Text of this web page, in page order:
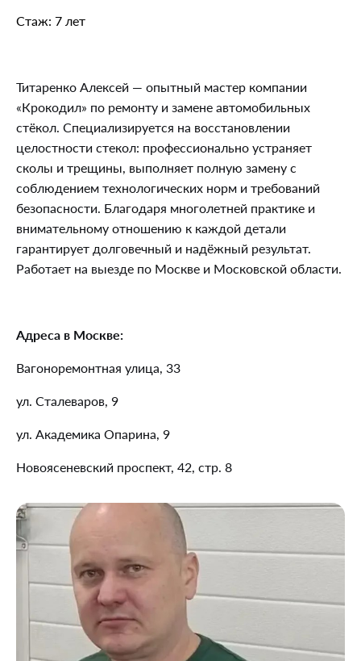
Стаж: 7 лет
Титаренко Алексей — опытный мастер компании
«Крокодил» по ремонту и замене автомобильных
стёкол. Специализируется на восстановлении
целостности стекол: профессионально устраняет
сколы и трещины, выполняет полную замену с
соблюдением технологических норм и требований
безопасности. Благодаря многолетней практике и
внимательному отношению к каждой детали
гарантирует долговечный и надёжный результат.
Работает на выезде по Москве и Московской области.
Адреса в Москве:
Вагоноремонтная улица, 33
ул. Сталеваров, 9
ул. Академика Опарина, 9
Новоясеневский проспект, 42, стр. 8